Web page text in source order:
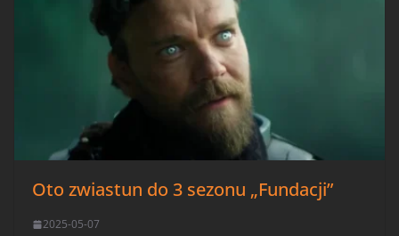
Oto zwiastun do 3 sezonu „Fundacji”
2025-05-07